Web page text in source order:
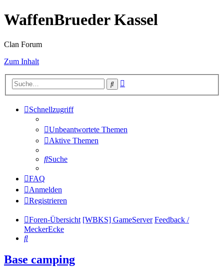
WaffenBrueder Kassel
Clan Forum
Zum Inhalt
Suche
Schnellzugriff
Unbeantwortete Themen
Aktive Themen
Suche
FAQ
Anmelden
Registrieren
Foren-Übersicht [WBKS] GameServer Feedback /
MeckerEcke
Suche
Base camping